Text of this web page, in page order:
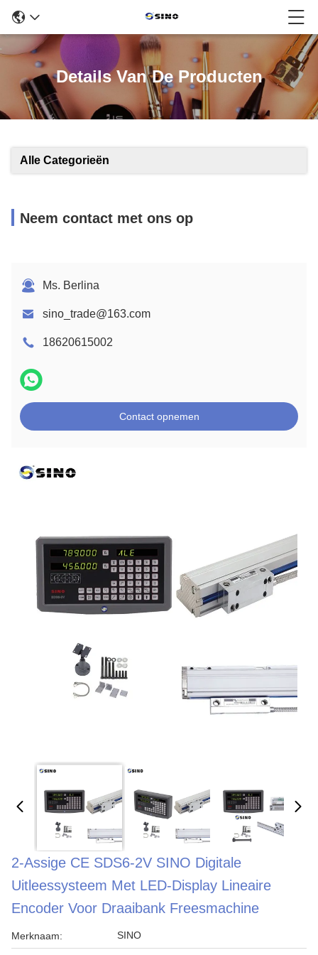
Details Van De Producten
Alle Categorieën
Neem contact met ons op
Ms. Berlina
sino_trade@163.com
18620615002
Contact opnemen
2-Assige CE SDS6-2V SINO Digitale
Uitleessysteem Met LED-Display Lineaire
Encoder Voor Draaibank Freesmachine
Merknaam: SINO